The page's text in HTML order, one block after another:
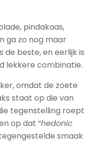
pindakaas,
ga zo nog maar
de beste, en eerlijk is
lekkere combinatie.
omdat de zoete
staat op die van
tegenstelling roept
op dat “hedonic
smaak